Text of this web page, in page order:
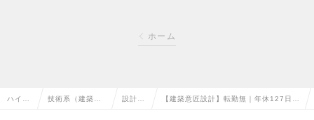
ホーム
ハイク 技術系（建築・ 設計 【建築意匠設計】転勤無｜年休127日｜